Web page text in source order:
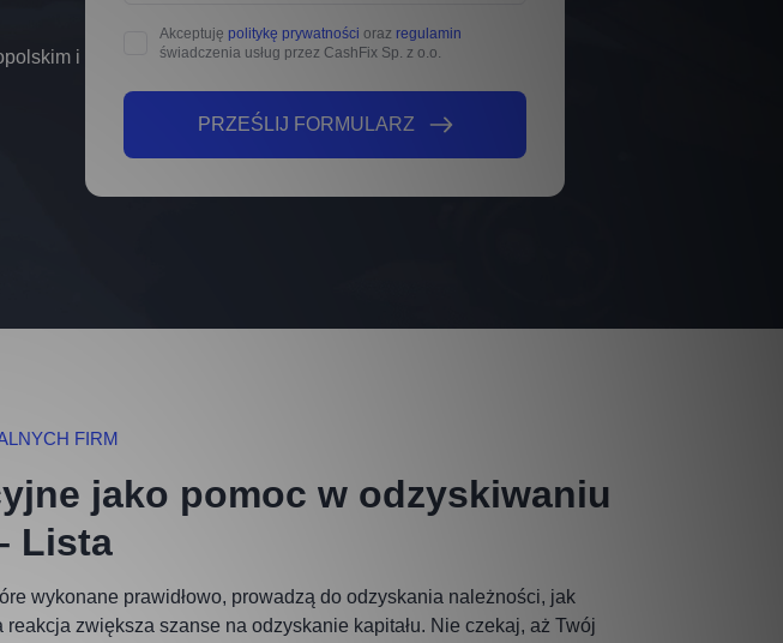
i
Akceptuję politykę prywatności oraz regulamin
świadczenia usług przez CashFix Sp. z o.o.
PRZEŚLIJ FORMULARZ
FIRM
jako pomoc w odzyskiwaniu
Lista
wykonane prawidłowo, prowadzą do odzyskania należności, jak
zwiększa szanse na odzyskanie kapitału. Nie czekaj, aż Twój